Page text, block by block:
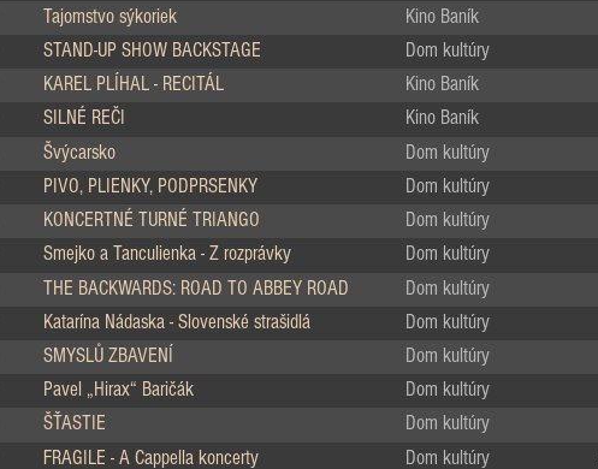
Tajomstvo sýkoriek Kino Baník
STAND-UP SHOW BACKSTAGE Dom kultúry
KAREL PLÍHAL - RECITÁL Kino Baník
SILNÉ REČI Kino Baník
Švýcarsko Dom kultúry
PIVO, PLIENKY, PODPRSENKY Dom kultúry
KONCERTNÉ TURNÉ TRIANGO Dom kultúry
Smejko a Tanculienka - Z rozprávky Dom kultúry
THE BACKWARDS: ROAD TO ABBEY ROAD Dom kultúry
Katarína Nádaska - Slovenské strašidlá Dom kultúry
SMYSLŮ ZBAVENÍ Dom kultúry
Pavel „Hirax“ Baričák Dom kultúry
ŠŤASTIE Dom kultúry
FRAGILE - A Cappella koncerty Dom kultúry